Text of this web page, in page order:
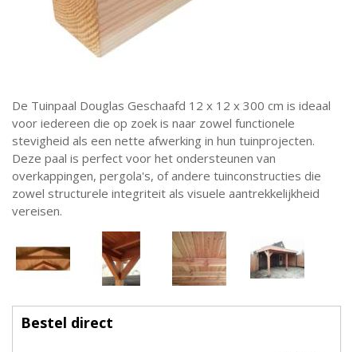
De Tuinpaal Douglas Geschaafd 12 x 12 x 300 cm is ideaal
voor iedereen die op zoek is naar zowel functionele
stevigheid als een nette afwerking in hun tuinprojecten.
Deze paal is perfect voor het ondersteunen van
overkappingen, pergola's, of andere tuinconstructies die
zowel structurele integriteit als visuele aantrekkelijkheid
vereisen.
Bestel direct